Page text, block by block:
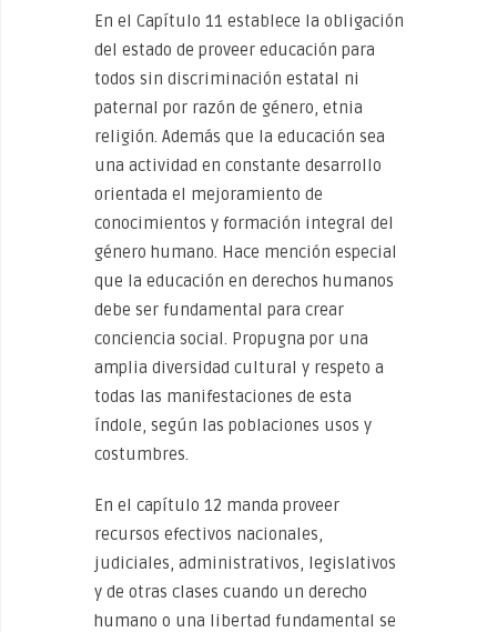
En el Capítulo 11 establece la obligación
del estado de proveer educación para
todos sin discriminación estatal ni
paternal por razón de género, etnia
religión. Además que la educación sea
una actividad en constante desarrollo
orientada el mejoramiento de
conocimientos y formación integral del
género humano. Hace mención especial
que la educación en derechos humanos
debe ser fundamental para crear
conciencia social. Propugna por una
amplia diversidad cultural y respeto a
todas las manifestaciones de esta
índole, según las poblaciones usos y
costumbres.
En el capítulo 12 manda proveer
recursos efectivos nacionales,
judiciales, administrativos, legislativos
y de otras clases cuando un derecho
humano o una libertad fundamental se